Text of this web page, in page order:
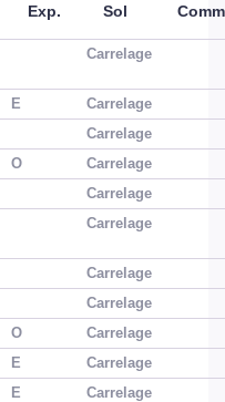
Exp. Sol
Carrelage
E
Carrelage
Carrelage
O
Carrelage
Carrelage
Carrelage
Carrelage
Carrelage
O
Carrelage
E
Carrelage
E Carrelage